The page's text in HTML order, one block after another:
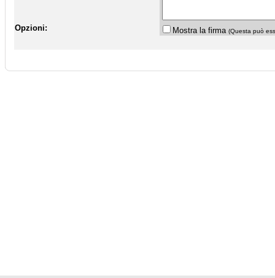
Opzioni: Mostra la firma (Questa può